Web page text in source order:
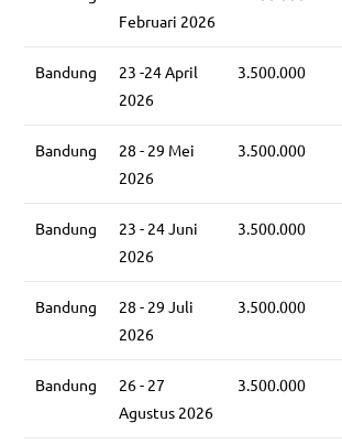
Februari 2026
Bandung
23 -24 April
2026
3.500.000
Bandung
28 - 29 Mei
2026
3.500.000
Bandung
23 - 24 Juni
2026
3.500.000
Bandung
28 - 29 Juli
2026
3.500.000
Bandung
26 - 27
Agustus 2026
3.500.000